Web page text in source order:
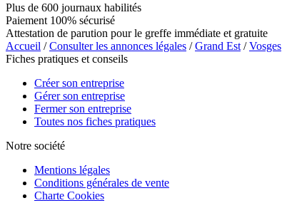
Plus de 600 journaux habilités
Paiement 100% sécurisé
Attestation de parution pour le greffe immédiate et gratuite
Accueil /Consulter les annonces légales /Grand Est /Vosges
Fiches pratiques et conseils
Créer son entreprise
Gérer son entreprise
Fermer son entreprise
Toutes nos fiches pratiques
Notre société
Mentions légales
Conditions générales de vente
Charte Cookies